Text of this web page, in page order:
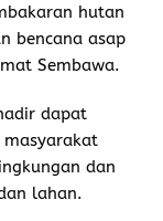
hutan
bencana asap
Sembawa.
dapat
masyarakat
dan
lahan.